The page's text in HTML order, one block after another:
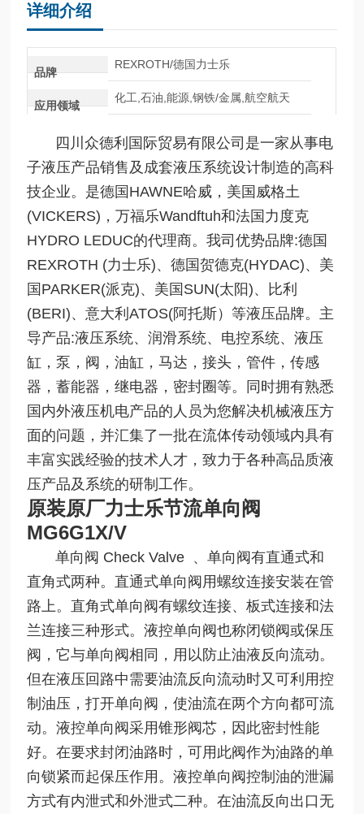
详细介绍
品牌
REXROTH/德国力士乐
应用领域
化工,石油,能源,钢铁/金属,航空航天
四川众德利国际贸易有限公司是一家从事电
子液压产品销售及成套液压系统设计制造的高科
技企业。是德国HAWNE哈威，美国威格土
(VICKERS)，万福乐Wandftuh和法国力度克
HYDRO LEDUC的代理商。我司优势品牌:德国
REXROTH (力士乐)、德国贺德克(HYDAC)、美
国PARKER(派克)、美国SUN(太阳)、比利
(BERI)、意大利ATOS(阿托斯）等液压品牌。主
导产品:液压系统、润滑系统、电控系统、液压
缸，泵，阀，油缸，马达，接头，管件，传感
器，蓄能器，继电器，密封圈等。同时拥有熟悉
国内外液压机电产品的人员为您解决机械液压方
面的问题，并汇集了一批在流体传动领域内具有
丰富实践经验的技术人才，致力于各种高品质液
压产品及系统的研制工作。
原装原厂力士乐节流单向阀
MG6G1X/V
单向阀 Check Valve 、单向阀有直通式和
直角式两种。直通式单向阀用螺纹连接安装在管
路上。直角式单向阀有螺纹连接、板式连接和法
兰连接三种形式。液控单向阀也称闭锁阀或保压
阀，它与单向阀相同，用以防止油液反向流动。
但在液压回路中需要油流反向流动时又可利用控
制油压，打开单向阀，使油流在两个方向都可流
动。液控单向阀采用锥形阀芯，因此密封性能
好。在要求封闭油路时，可用此阀作为油路的单
向锁紧而起保压作用。液控单向阀控制油的泄漏
方式有内泄式和外泄式二种。在油流反向出口无